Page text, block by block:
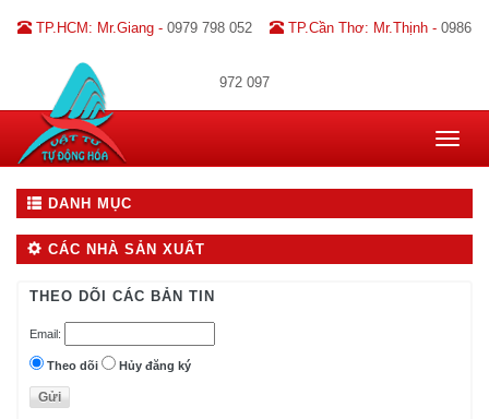
TP.HCM: Mr.Giang - 0979 798 052 TP.Cần Thơ: Mr.Thịnh - 0986
972 097
Toggle
DANH MỤC
CÁC NHÀ SẢN XUẤT
THEO DÕI CÁC BẢN TIN
Email:
Theo dõi Hủy đăng ký